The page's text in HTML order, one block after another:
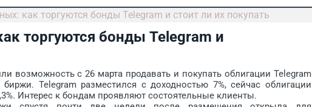
как торгуются бонды Telegram и стоит ли их покупать
торгуются бонды Telegram и
с 26 марта продавать и покупать облигации Telegram
биржи. Telegram разместился с доходностью 7%, сейчас облигации
Интерес к бондам проявляют состоятельные клиенты.